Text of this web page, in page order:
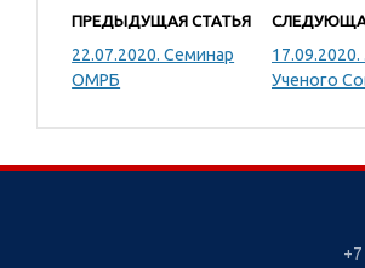
ПРЕДЫДУЩАЯ СТАТЬЯ
22.07.2020. Семинар
ОМРБ
Ученого